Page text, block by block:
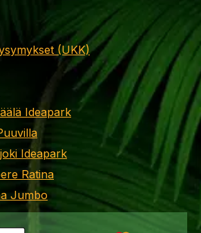
(UKK)
Ideapark
Ideapark
Ratina
Jumbo